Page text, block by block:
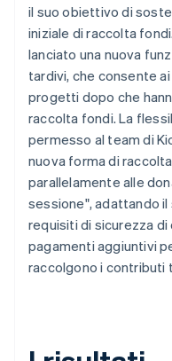
il suo obiettivo di
iniziale di raccolta
lanciato una nuova
tardivi, che consente
progetti dopo che
raccolta fondi. La
permesso al team di
nuova forma di
parallelamente alle
sessione", adattando
requisiti di sicurezza
pagamenti aggiuntivi
raccolgono i contributi